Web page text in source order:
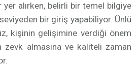
alırken, belirli bir temel bilgiye
bir giriş yapabiliyor. Ünlü
kişinin gelişimine verdiği önem
almasına ve kaliteli zaman